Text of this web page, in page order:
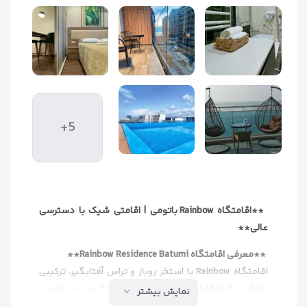
+5
**اقامتگاه Rainbow باتومی | اقامتی شیک با دسترسی
عالی**
**معرفی اقامتگاه Rainbow Residence Batumi**
اقامتگاه Rainbow با استخر روباز و تراس آفتابگیر، ترکیبی
دلنشین از امکانات مدرن و موقعیت استثنایی در باتومی
نمایش بیشتر